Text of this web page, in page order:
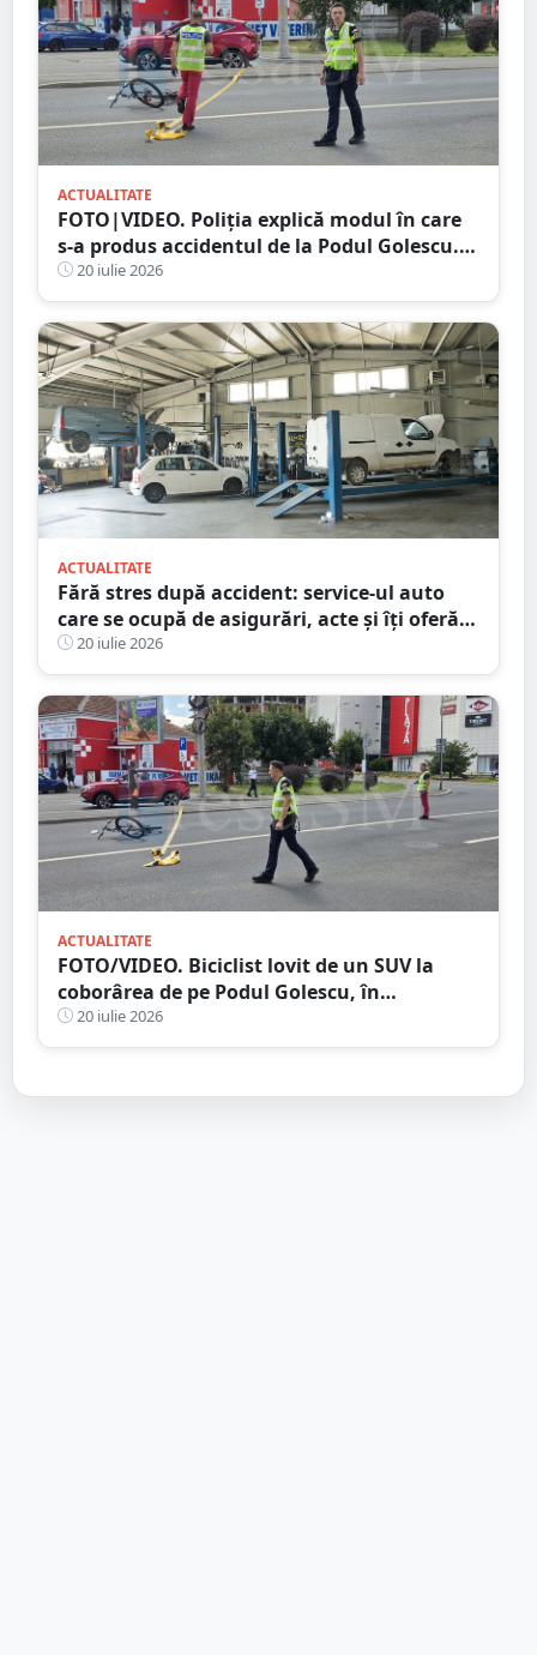
ACTUALITATE
FOTO|VIDEO. Poliția explică modul în care
s-a produs accidentul de la Podul Golescu.
Biciclist lovit de o mașină
20 iulie 2026
ACTUALITATE
Fără stres după accident: service-ul auto
care se ocupă de asigurări, acte și îți oferă
mașină la schimb
20 iulie 2026
ACTUALITATE
FOTO/VIDEO. Biciclist lovit de un SUV la
coborârea de pe Podul Golescu, în
municipiul Satu Mare. Șoferul: ”Pur și
simplu nu l-am văzut”
20 iulie 2026